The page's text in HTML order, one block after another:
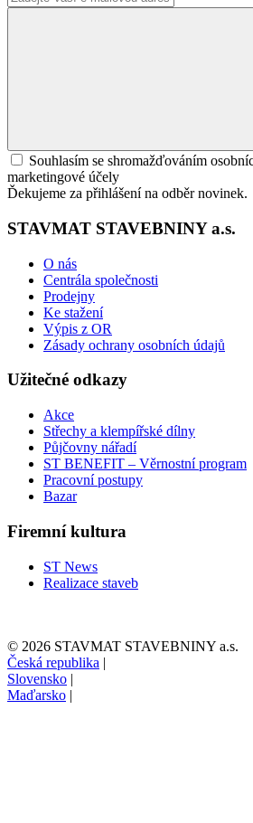
Souhlasím se shromažďováním
marketingové účely
Ďekujeme za přihlášení na odběr novinek.
STAVMAT STAVEBNINY a.s.
O nás
Centrála společnosti
Prodejny
Ke stažení
Výpis z OR
Zásady ochrany osobních údajů
Užitečné odkazy
Akce
Střechy a klempířské dílny
Půjčovny nářadí
ST BENEFIT – Věrnostní program
Pracovní postupy
Bazar
Firemní kultura
ST News
Realizace staveb
© 2026 STAVMAT STAVEBNINY a.s.
Česká republika |
Slovensko |
Maďarsko |